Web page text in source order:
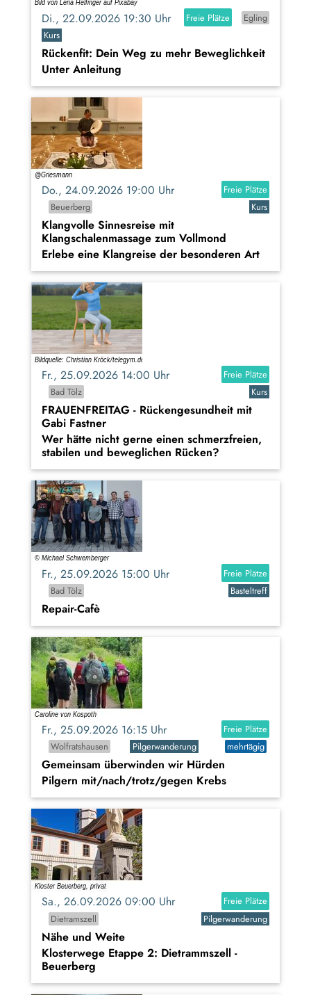
Di., 22.09.2026 19:30 Uhr Freie Plätze
Egling
Kurs
Rückenfit: Dein Weg zu mehr Beweglichkeit
Unter Anleitung
Do., 24.09.2026 19:00 Uhr
Freie Plätze
Beuerberg
Kurs
Klangvolle Sinnesreise mit
Klangschalenmassage zum Vollmond
Erlebe eine Klangreise der besonderen Art
Fr., 25.09.2026 14:00 Uhr
Freie Plätze
Bad Tölz
Kurs
FRAUENFREITAG - Rückengesundheit mit
Gabi Fastner
Wer hätte nicht gerne einen schmerzfreien,
stabilen und beweglichen Rücken?
Fr., 25.09.2026 15:00 Uhr
Freie Plätze
Bad Tölz
Basteltreff
Repair-Cafè
Fr., 25.09.2026 16:15 Uhr
Freie Plätze
Wolfratshausen
Pilgerwanderung mehrtägig
Gemeinsam überwinden wir Hürden
Pilgern mit/nach/trotz/gegen Krebs
Sa., 26.09.2026 09:00 Uhr
Freie Plätze
Dietramszell
Pilgerwanderung
Nähe und Weite
Klosterwege Etappe 2: Dietrammszell -
Beuerberg